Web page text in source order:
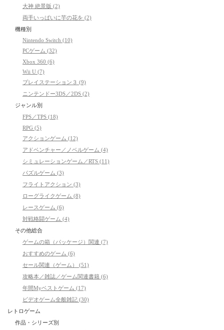
大神 絶景版 (2)
両手いっぱいに芋の花を (2)
機種別
Nintendo Switch (10)
PCゲーム (32)
Xbox 360 (6)
Wii U (7)
プレイステーション３ (9)
ニンテンドー3DS／2DS (2)
ジャンル別
FPS／TPS (18)
RPG (5)
アクションゲーム (12)
アドベンチャー／ノベルゲーム (4)
シミュレーションゲーム／RTS (11)
パズルゲーム (3)
フライトアクション (3)
ローグライクゲーム (8)
レースゲーム (6)
対戦格闘ゲーム (4)
その他総合
ゲームの箱（パッケージ）関連 (7)
おすすめのゲーム (6)
セール関連（ゲーム） (51)
攻略本／雑誌／ゲーム関連書籍 (6)
年間Myベストゲーム (17)
ビデオゲーム全般雑記 (30)
レトロゲーム
作品・シリーズ別